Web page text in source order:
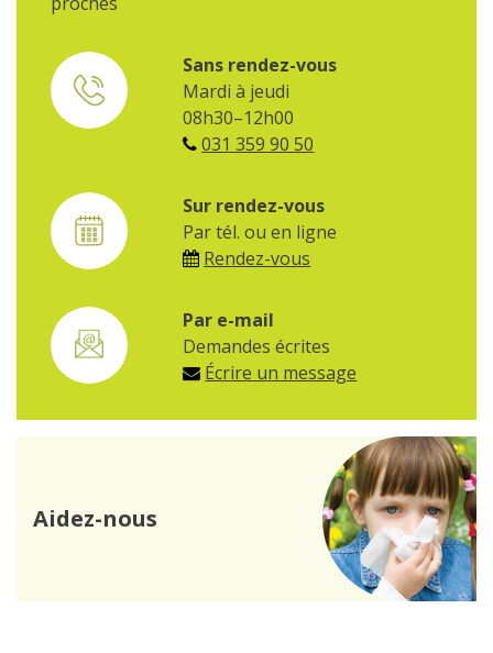
Sans rendez-vous
Mardi à jeudi
08h30–12h00
031 359 90 50
Sur rendez-vous
Par tél. ou en ligne
Rendez-vous
Par e-mail
Demandes écrites
Écrire un message
Aidez-nous